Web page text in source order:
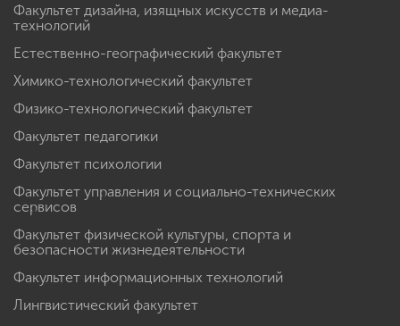
Факультет дизайна, изящных искусств и медиа-
технологий
Естественно-географический факультет
Химико-технологический факультет
Физико-технологический факультет
Факультет педагогики
Факультет психологии
Факультет управления и социально-технических
сервисов
Факультет физической культуры, спорта и
безопасности жизнедеятельности
Факультет информационных технологий
Лингвистический факультет